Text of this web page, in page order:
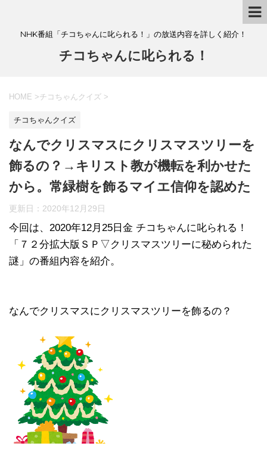
NHK番組「チコちゃんに叱られる！」の放送内容を詳しく紹介！
チコちゃんに叱られる！
HOME >チコちゃんクイズ >
チコちゃんクイズ
なんでクリスマスにクリスマスツリーを
飾るの？→キリスト教が機転を利かせた
から。常緑樹を飾るマイエ信仰を認めた
更新日： 2020年12月29日
今回は、2020年12月25日金 チコちゃんに叱られる！
「７２分拡大版ＳＰ▽クリスマスツリーに秘められた
謎」の番組内容を紹介。
なんでクリスマスにクリスマスツリーを飾るの？